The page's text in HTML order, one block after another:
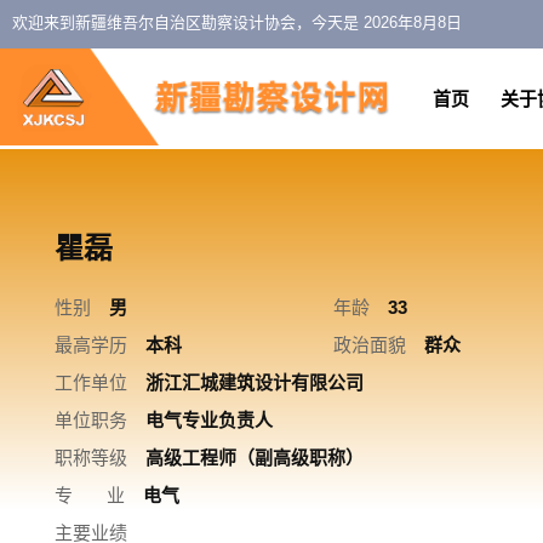
欢迎来到新疆维吾尔自治区勘察设计协会，今天是 2026年8月8日
首页 关于
瞿磊
性别 男 年龄
33
最高学历
本科 政治面貌
群众
工作单位
浙江汇城建筑设计有限公司
单位职务
电气专业负责人
职称等级
高级工程师（副高级职称）
专 业
电气
主要业绩